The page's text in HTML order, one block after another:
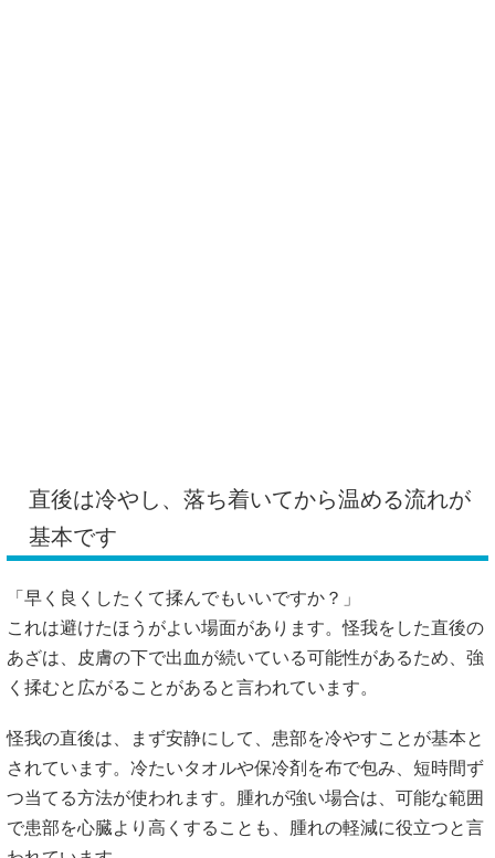
直後は冷やし、落ち着いてから温める流れが
基本です
「早く良くしたくて揉んでもいいですか？」
これは避けたほうがよい場面があります。怪我をした直後の
あざは、皮膚の下で出血が続いている可能性があるため、強
く揉むと広がることがあると言われています。
怪我の直後は、まず安静にして、患部を冷やすことが基本と
されています。冷たいタオルや保冷剤を布で包み、短時間ず
つ当てる方法が使われます。腫れが強い場合は、可能な範囲
で患部を心臓より高くすることも、腫れの軽減に役立つと言